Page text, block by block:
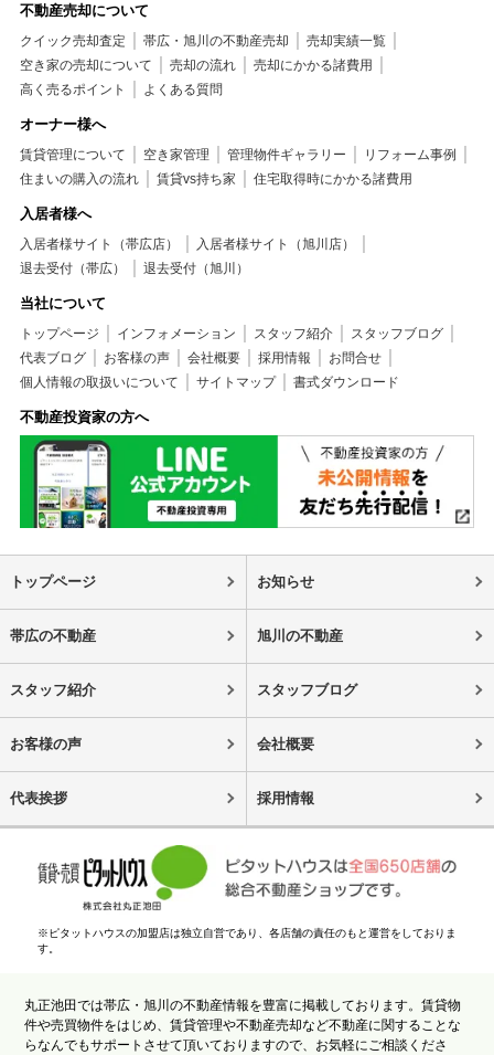
不動産売却について
クイック売却査定 帯広・旭川の不動産売却
売却実績一覧
空き家の売却について
売却の流れ
売却にかかる諸費用
高く売るポイント
よくある質問
オーナー様へ
賃貸管理について 空き家管理 管理物件ギャラリー
リフォーム事例
住まいの購入の流れ
賃貸vs持ち家 住宅取得時にかかる諸費用
入居者様へ
入居者様サイト（帯広店）
入居者様サイト（旭川店）
退去受付（帯広）
退去受付（旭川）
当社について
トップページ インフォメーション スタッフ紹介
スタッフブログ
代表ブログ
お客様の声 会社概要 採用情報
お問合せ
個人情報の取扱いについて
サイトマップ 書式ダウンロード
不動産投資家の方へ
トップページ お知らせ
帯広の不動産 旭川の不動産
スタッフ紹介 スタッフブログ
お客様の声 会社概要
代表挨拶 採用情報
※ピタットハウスの加盟店は独立自営であり、各店舗の責任のもと運営をしておりま
す。
丸正池田では帯広・旭川の不動産情報を豊富に掲載しております。賃貸物
件や売買物件をはじめ、賃貸管理や不動産売却など不動産に関することな
らなんでもサポートさせて頂いておりますので、お気軽にご相談くださ